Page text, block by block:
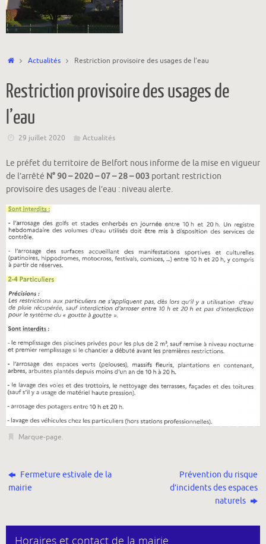
Accueil
Actualités Restriction provisoire des usages de l’eau
Restriction provisoire des usages de
l’eau
29 juillet 2020 Actualités
Le préfet du territoire de Belfort nous informe de la mise en vigueur
de l’arrêté N° 90 – 2020 – 07 – 28 – 003 portant restriction
provisoire des usages de l’eau : niveau alerte.
Marque-page.
Fermeture estivale de la
mairie
Prévention du risque
d’incidents des espaces
naturels
Horaires et contact de la mairie